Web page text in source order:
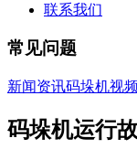
联系我们
常见问题
新闻资讯码垛机视频
码垛机运行